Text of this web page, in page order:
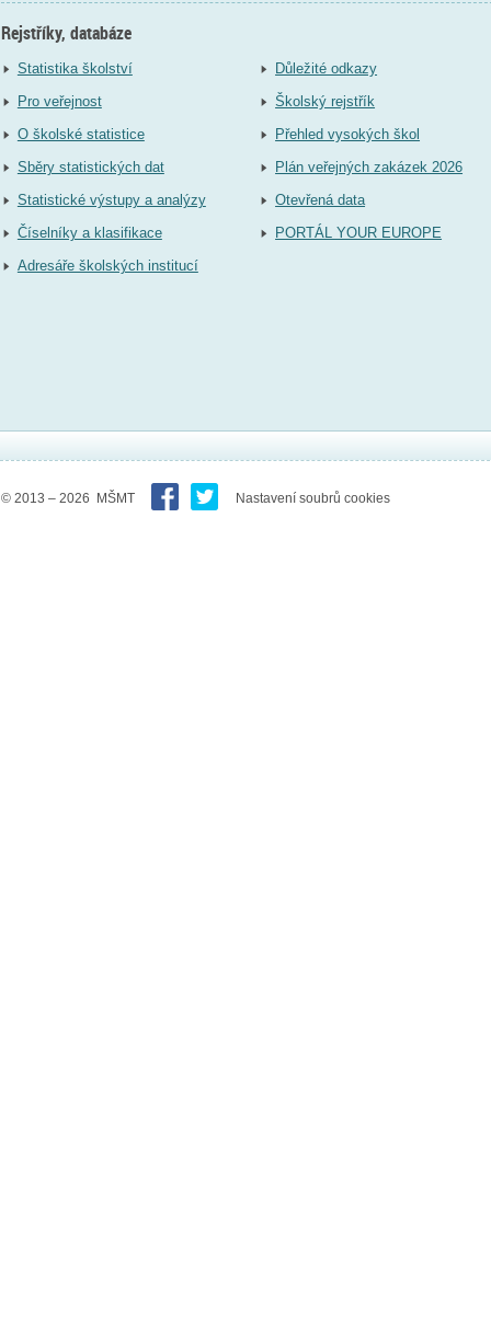
Rejstříky, databáze
Statistika školství
Pro veřejnost
O školské statistice
Sběry statistických dat
Statistické výstupy a analýzy
Číselníky a klasifikace
Adresáře školských institucí
Důležité odkazy
Školský rejstřík
Přehled vysokých škol
Plán veřejných zakázek 2026
Otevřená data
PORTÁL YOUR EUROPE
© 2013 – 2026 MŠMT Nastavení soubrů cookies